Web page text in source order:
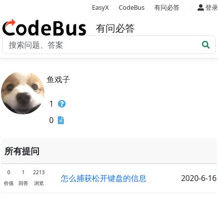
EasyX CodeBus 有问必答 登录
有问必答
鱼戏子
1
0
所有提问
0
价值
1
回答
2213
浏览
怎么捕获松开键盘的信息 2020-6-16